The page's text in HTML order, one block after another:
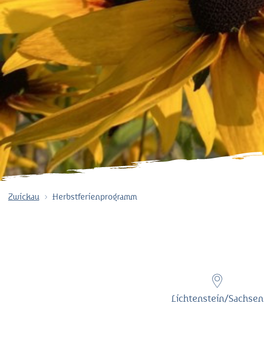
Zwickau Herbstferienprogramm
Lichtenstein/Sachsen